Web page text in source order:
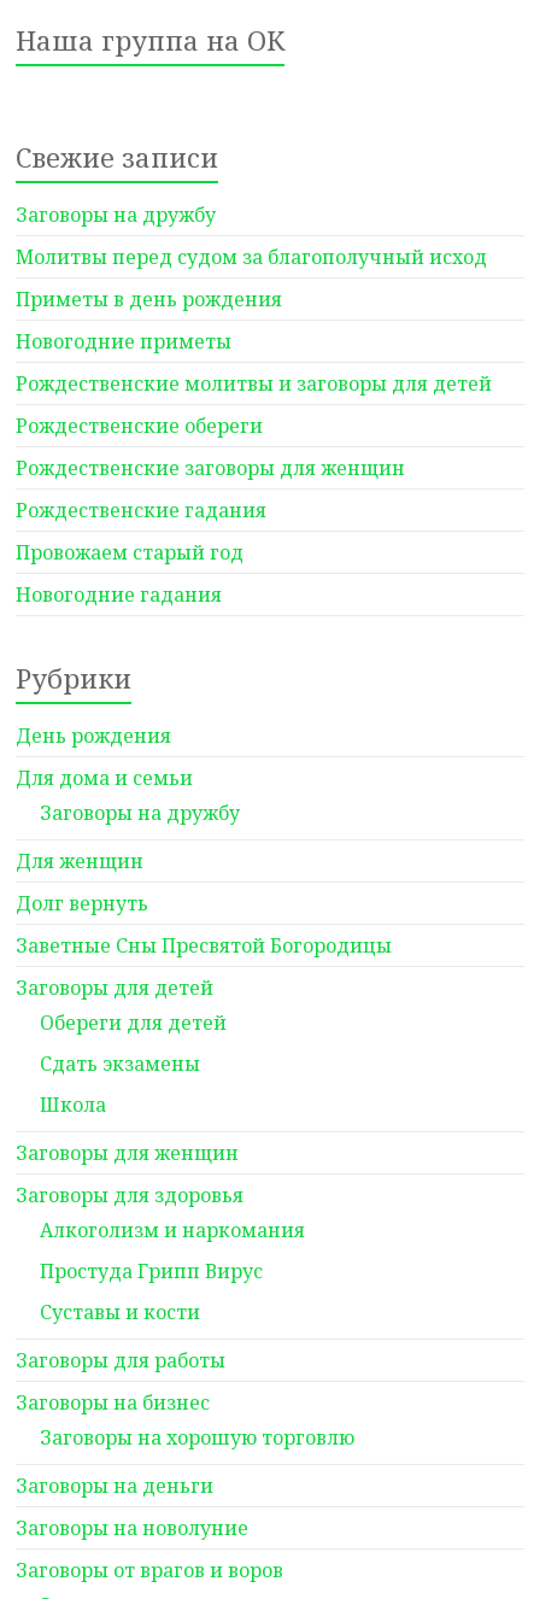
Наша группа на ОК
Свежие записи
Заговоры на дружбу
Молитвы перед судом за благополучный исход
Приметы в день рождения
Новогодние приметы
Рождественские молитвы и заговоры для детей
Рождественские обереги
Рождественские заговоры для женщин
Рождественские гадания
Провожаем старый год
Новогодние гадания
Рубрики
День рождения
Для дома и семьи
Заговоры на дружбу
Для женщин
Долг вернуть
Заветные Сны Пресвятой Богородицы
Заговоры для детей
Обереги для детей
Сдать экзамены
Школа
Заговоры для женщин
Заговоры для здоровья
Алкоголизм и наркомания
Простуда Грипп Вирус
Суставы и кости
Заговоры для работы
Заговоры на бизнес
Заговоры на хорошую торговлю
Заговоры на деньги
Заговоры на новолуние
Заговоры от врагов и воров